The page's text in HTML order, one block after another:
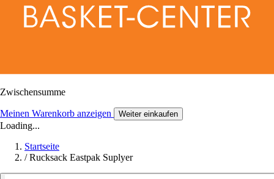
Zwischensumme
Meinen Warenkorb anzeigen Weiter einkaufen
Loading...
Startseite
/ Rucksack Eastpak Suplyer